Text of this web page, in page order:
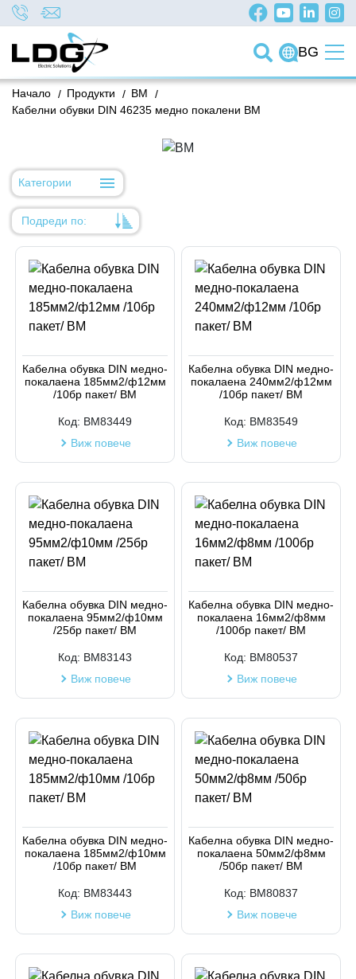
BG
/
Начало /
Продукти /
BM
Кабелни обувки DIN 46235 медно покалени BM
Категории
Подреди по:
Име
Код на артикул
Кабелна обувка DIN медно-
покалаена 185мм2/ф12мм
/10бр пакет/ BM
Код: BM83449
Виж повече
Кабелна обувка DIN медно-
покалаена 240мм2/ф12мм
/10бр пакет/ BM
Код: BM83549
Виж повече
Кабелна обувка DIN медно-
покалаена 95мм2/ф10мм
/25бр пакет/ BM
Код: BM83143
Виж повече
Кабелна обувка DIN медно-
покалаена 16мм2/ф8мм
/100бр пакет/ BM
Код: BM80537
Виж повече
Кабелна обувка DIN медно-
покалаена 185мм2/ф10мм
/10бр пакет/ BM
Код: BM83443
Виж повече
Кабелна обувка DIN медно-
покалаена 50мм2/ф8мм
/50бр пакет/ BM
Код: BM80837
Виж повече